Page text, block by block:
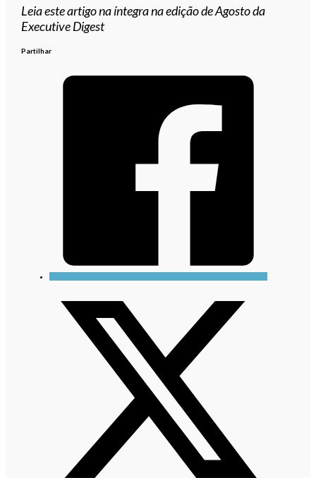
Leia este artigo na íntegra na edição de Agosto da
Executive Digest
Partilhar